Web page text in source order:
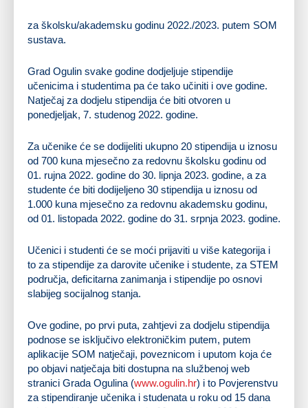
za školsku/akademsku godinu 2022./2023. putem SOM
sustava.
Grad Ogulin svake godine dodjeljuje stipendije
učenicima i studentima pa će tako učiniti i ove godine.
Natječaj za dodjelu stipendija će biti otvoren u
ponedjeljak, 7. studenog 2022. godine.
Za učenike će se dodijeliti ukupno 20 stipendija u iznosu
od 700 kuna mjesečno za redovnu školsku godinu od
01. rujna 2022. godine do 30. lipnja 2023. godine, a za
studente će biti dodijeljeno 30 stipendija u iznosu od
1.000 kuna mjesečno za redovnu akademsku godinu,
od 01. listopada 2022. godine do 31. srpnja 2023. godine.
Učenici i studenti će se moći prijaviti u više kategorija i
to za stipendije za darovite učenike i studente, za STEM
područja, deficitarna zanimanja i stipendije po osnovi
slabijeg socijalnog stanja.
Ove godine, po prvi puta, zahtjevi za dodjelu stipendija
podnose se isključivo elektroničkim putem, putem
aplikacije SOM natječaji, poveznicom i uputom koja će
po objavi natječaja biti dostupna na službenoj web
stranici Grada Ogulina (www.ogulin.hr) i to Povjerenstvu
za stipendiranje učenika i studenata u roku od 15 dana